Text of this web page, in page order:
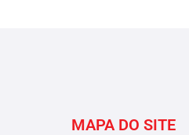
MAPA DO SITE